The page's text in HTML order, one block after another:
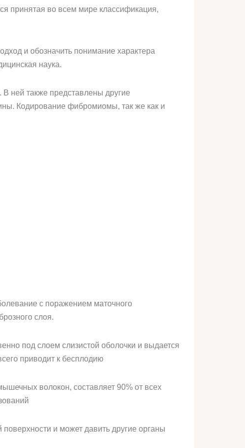
принятая во всем мире классификация,
и обозначить понимание характера
наука.
ней также представлены другие
Кодирование фибромиомы, так же как и
с поражением маточного
слоя.
под слоем слизистой оболочки и выдается
приводит к бесплодию
волокон, составляет 90% от всех
и может давить другие органы